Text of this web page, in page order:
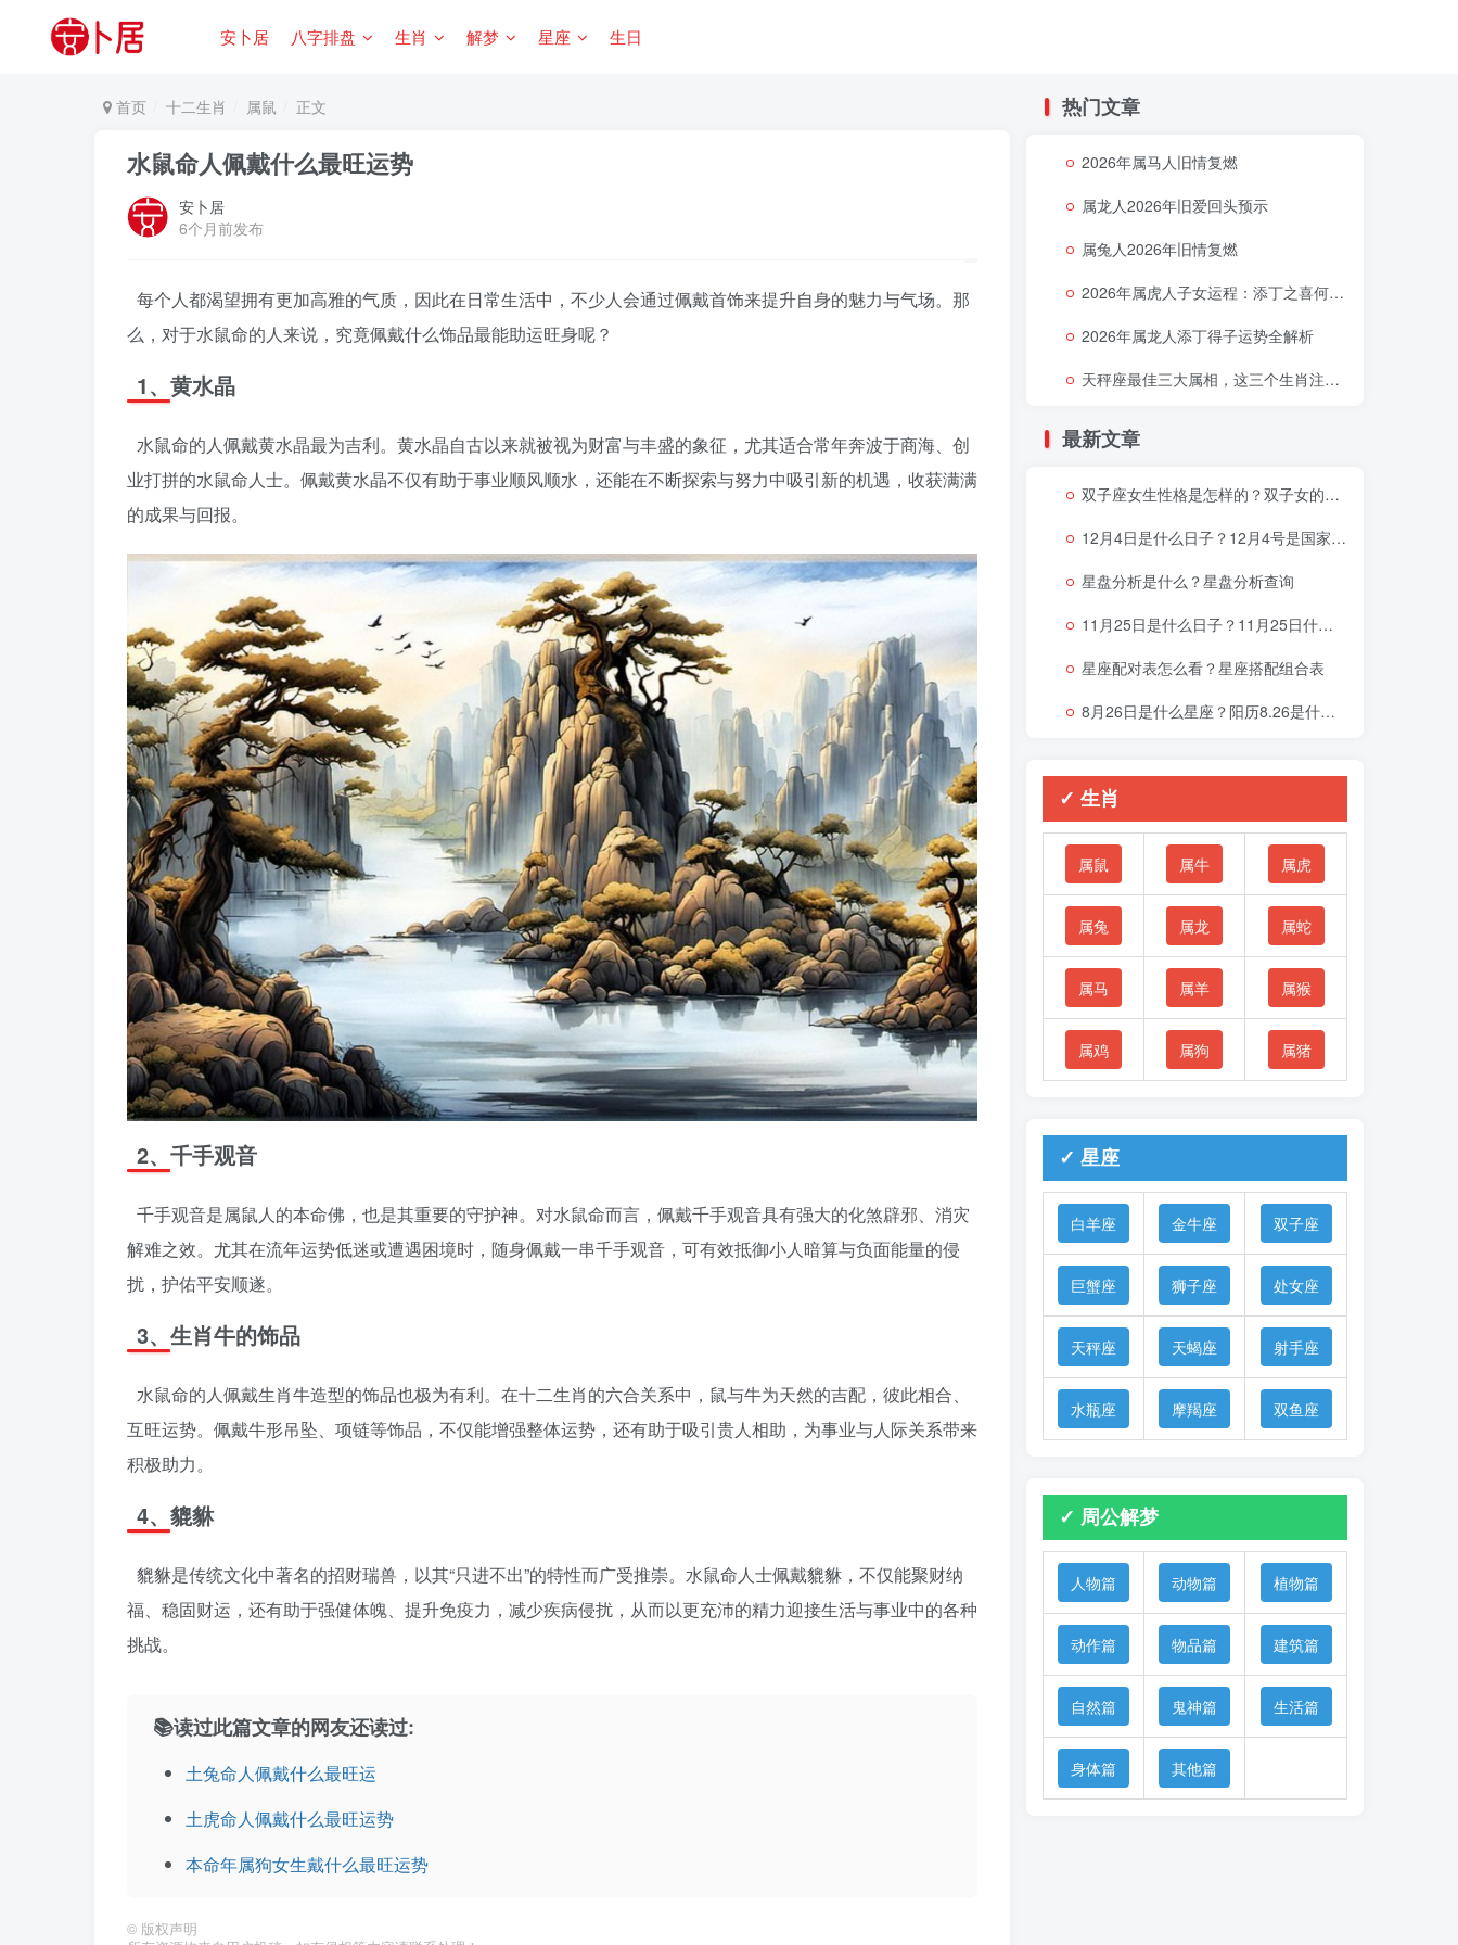
安卜居 八字排盘 生肖 解梦 星座 生日
首页 十二生肖 属鼠 正文
水鼠命人佩戴什么最旺运势
安卜居
6个月前发布
每个人都渴望拥有更加高雅的气质，因此在日常生活中，不少人会通过佩戴首饰来提升自身的魅力与气场。那
么，对于水鼠命的人来说，究竟佩戴什么饰品最能助运旺身呢？
1、黄水晶
水鼠命的人佩戴黄水晶最为吉利。黄水晶自古以来就被视为财富与丰盛的象征，尤其适合常年奔波于商海、创
业打拼的水鼠命人士。佩戴黄水晶不仅有助于事业顺风顺水，还能在不断探索与努力中吸引新的机遇，收获满满
的成果与回报。
2、千手观音
千手观音是属鼠人的本命佛，也是其重要的守护神。对水鼠命而言，佩戴千手观音具有强大的化煞辟邪、消灾
解难之效。尤其在流年运势低迷或遭遇困境时，随身佩戴一串千手观音，可有效抵御小人暗算与负面能量的侵
扰，护佑平安顺遂。
3、生肖牛的饰品
水鼠命的人佩戴生肖牛造型的饰品也极为有利。在十二生肖的六合关系中，鼠与牛为天然的吉配，彼此相合、
互旺运势。佩戴牛形吊坠、项链等饰品，不仅能增强整体运势，还有助于吸引贵人相助，为事业与人际关系带来
积极助力。
4、貔貅
貔貅是传统文化中著名的招财瑞兽，以其“只进不出”的特性而广受推崇。水鼠命人士佩戴貔貅，不仅能聚财纳
福、稳固财运，还有助于强健体魄、提升免疫力，减少疾病侵扰，从而以更充沛的精力迎接生活与事业中的各种
挑战。
📚读过此篇文章的网友还读过:
土兔命人佩戴什么最旺运
土虎命人佩戴什么最旺运势
本命年属狗女生戴什么最旺运势
© 版权声明
热门文章
2026年属马人旧情复燃
属龙人2026年旧爱回头预示
属兔人2026年旧情复燃
2026年属虎人子女运程：添丁之喜何时降临
2026年属龙人添丁得子运势全解析
天秤座最佳三大属相，这三个生肖注定让天秤座好运连连
最新文章
双子座女生性格是怎样的？双子女的性格与脾气
12月4日是什么日子？12月4号是国家宪法日吗？
星盘分析是什么？星盘分析查询
11月25日是什么日子？11月25日什么星座
星座配对表怎么看？星座搭配组合表
8月26日是什么星座？阳历8.26是什么星座
✓ 生肖
属鼠 属牛 属虎
属兔 属龙 属蛇
属马 属羊 属猴
属鸡 属狗 属猪
✓ 星座
白羊座 金牛座 双子座
巨蟹座 狮子座 处女座
天秤座 天蝎座 射手座
水瓶座 摩羯座 双鱼座
✓ 周公解梦
人物篇 动物篇 植物篇
动作篇 物品篇 建筑篇
自然篇 鬼神篇 生活篇
身体篇 其他篇